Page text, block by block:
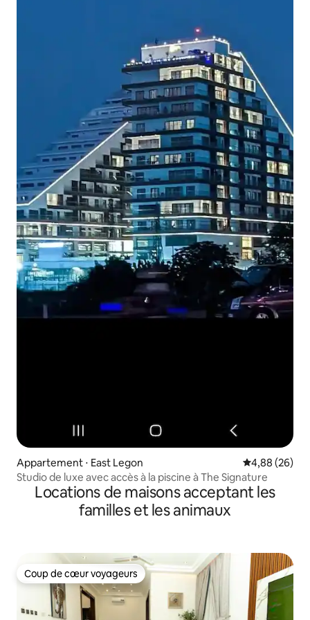
Appartement ⋅ East Legon Évaluation
4,88 (26)
Studio de luxe avec accès à la piscine à The Signature
Locations de maisons acceptant les
familles et les animaux
Coup de cœur voyageurs
Coup de cœur voyageurs